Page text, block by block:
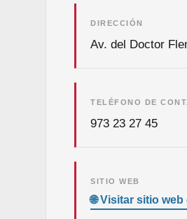
DIRECCIÓN
Av. del Doctor
TELÉFONO DE
973 23 27 45
SITIO WEB